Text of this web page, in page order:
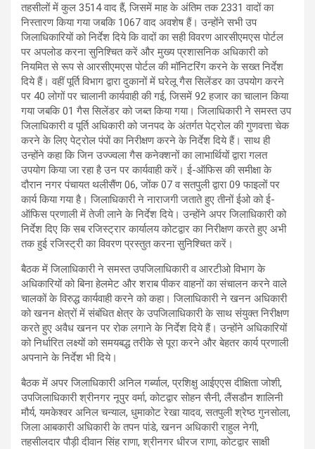
तहसीलों में कुल 3514 वाद हैं, जिसमें माह के अंतिम तक 2331 वादों का
निस्तारण किया गया जबकि 1067 वाद अवशेष हैं। उन्होंने सभी उप
जिलाधिकारियों को निर्देश दिये कि वादों का सही विवरण आरसीएमएस पोर्टल
पर अपलोड करना सुनिश्चित करें और मुख्य प्रशासनिक अधिकारी को
नियमित से रूप से आरसीएमएस पोर्टल की मॉनिटरिंग करने के सख्त निर्देश
दिये हैं। वहीं पूर्ति विभाग द्वारा दुकानों में घरेलू गैस सिलेंडर का उपयोग करने
पर 40 लोगों पर चालानी कार्यवाही की गई, जिसमें 92 हजार का चालान किया
गया जबकि 01 गैस सिलेंडर को जब्त किया गया। जिलाधिकारी ने समस्त उप
जिलाधिकारी व पूर्ति अधिकारी को जनपद के अंतर्गत पेट्रोल की गुणवत्ता चेक
करने के लिए पेट्रोल पंपों का निरीक्षण करने के निर्देश दिये हैं। साथ ही
उन्होंने कहा कि जिन उज्ज्वला गैस कनेक्शनों का लाभार्थियों द्वारा गलत
उपयोग किया जा रहा है उन पर कार्यवाही करें। ई-ऑफिस की समीक्षा के
दौरान नगर पंचायत थलीसैंण 06, जोंक 07 व सतपुली द्वारा 09 फाइलों पर
कार्य किया गया है। जिलाधिकारी ने नाराजगी जताते हुए तीनों ईओ को ई-
ऑफिस प्रणाली में तेजी लाने के निर्देश दिये। उन्होंने अपर जिलाधिकारी को
निर्देश दिए कि सब रजिस्ट्रार कार्यालय कोटद्वार का निरीक्षण करते हुए अभी
तक हुई रजिस्ट्री का विवरण प्रस्तुत करना सुनिश्चित करें।
बैठक में जिलाधिकारी ने समस्त उपजिलाधिकारी व आरटीओ विभाग के
अधिकारियों को बिना हेलमेट और शराब पीकर वाहनों का संचालन करने वाले
चालकों के विरुद्ध कार्यवाही करने को कहा। जिलाधिकारी ने खनन अधिकारी
को खनन क्षेत्रों में संबंधित क्षेत्र के उपजिलाधिकारी के साथ संयुक्त निरीक्षण
करते हुए अवैध खनन पर रोक लगाने के निर्देश दिये हैं। उन्होंने अधिकारियों
को निर्धारित लक्ष्यों को समयबद्ध तरीके से पूरा करने और बेहतर कार्य प्रणाली
अपनाने के निर्देश भी दिये।
बैठक में अपर जिलाधिकारी अनिल गर्ब्याल, प्रशिक्षु आईएएस दीक्षिता जोशी,
उपजिलाधिकारी श्रीनगर नूपुर वर्मा, कोटद्वार सोहन सैनी, लैंसडौन शालिनी
मौर्य, यमकेश्वर अनिल चन्याल, धुमाकोट रेखा यादव, सतपुली श्रेष्ठ गुनसोला,
जिला आबकारी अधिकारी के तपन पांडे, खनन अधिकारी राहुल नेगी,
तहसीलदार पौड़ी दीवान सिंह राणा, श्रीनगर धीरज राणा, कोटद्वार साक्षी